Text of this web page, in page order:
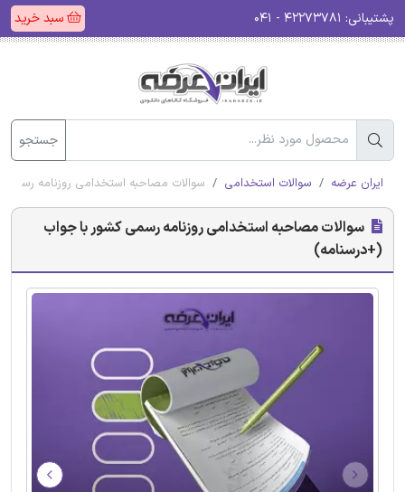
پشتیبانی: سبد خرید
جستجو
ایران عرضه سوالات استخدامی سوالات مصاحبه استخدامی روزنامه
سوالات مصاحبه استخدامی روزنامه رسمی کشور با جواب
(+درسنامه)